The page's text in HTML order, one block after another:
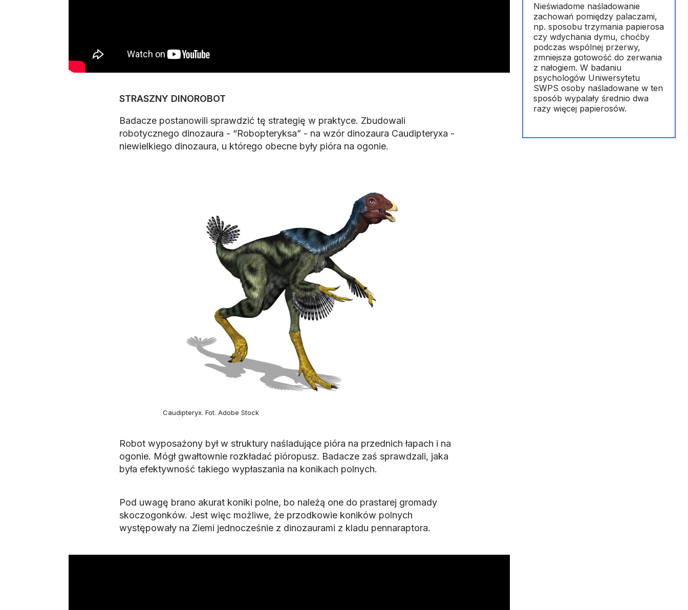
STRASZNY DINOROBOT
Badacze postanowili sprawdzić tę strategię w praktyce. Zbudowali
robotycznego dinozaura - “Robopteryksa” - na wzór dinozaura Caudipteryxa -
niewielkiego dinozaura, u którego obecne były pióra na ogonie.
Caudipteryx. Fot. Adobe Stock
Robot wyposażony był w struktury naśladujące pióra na przednich łapach i na
ogonie. Mógł gwałtownie rozkładać pióropusz. Badacze zaś sprawdzali, jaka
była efektywność takiego wypłaszania na konikach polnych.
Pod uwagę brano akurat koniki polne, bo należą one do prastarej gromady
skoczogonków. Jest więc możliwe, że przodkowie koników polnych
występowały na Ziemi jednocześnie z dinozaurami z kladu pennaraptora.
Nieświadome naśladowanie
zachowań pomiędzy palaczami,
np. sposobu trzymania papierosa
czy wdychania dymu, choćby
podczas wspólnej przerwy,
zmniejsza gotowość do zerwania
z nałogiem. W badaniu
psychologów Uniwersytetu
SWPS osoby naśladowane w ten
sposób wypalały średnio dwa
razy więcej papierosów.